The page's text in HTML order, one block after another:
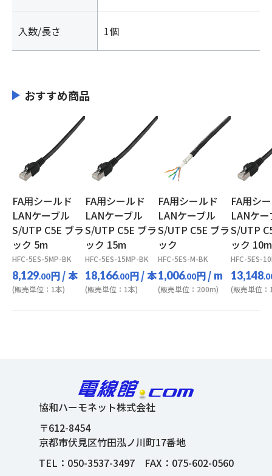
入数/長さ 1個
おすすめ商品
FA用シールド
LANケーブル
S/UTP C5E ブラ
ック 5m
HFC-5ES-5MP-BK
8,129.00円/ 本
(販売単位：1本)
FA用シールド
LANケーブル
S/UTP C5E ブラ
ック 15m
HFC-5ES-15MP-BK
18,166.00円/ 本
(販売単位：1本)
FA用シールド
LANケーブル
S/UTP C5E ブラ
ック
HFC-5ES-M-BK
1,006.00円/ m
(販売単位：200m)
FA用シ
LANケ
S/UTP
ック 10m
HFC-5ES-
13,148
(販売単位：
協和ハーモネット株式会社
〒612-8454
京都市伏見区竹田泓ノ川町17番地
TEL： 050-3537-3497FAX：075-602-0560